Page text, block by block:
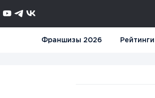
Франшизы 2026